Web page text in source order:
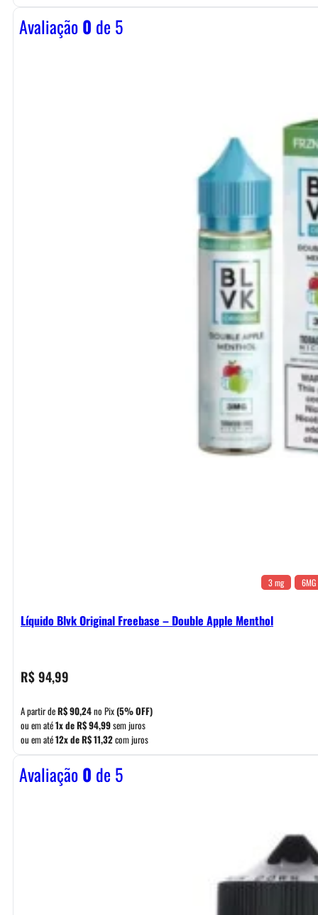
Avaliação0 de 5
3 mg 6MG
Líquido Blvk Original Freebase – Double Apple Menthol
R$94,99
A partir deR$90,24no Pix(5% OFF)
ou em até1x deR$94,99sem juros
ou em até12x deR$11,32com juros
Avaliação0 de 5